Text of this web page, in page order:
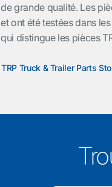
de grande qualité. Les
et ont été testées dans
qui distingue les pièces
TRP Truck & Trailer Parts